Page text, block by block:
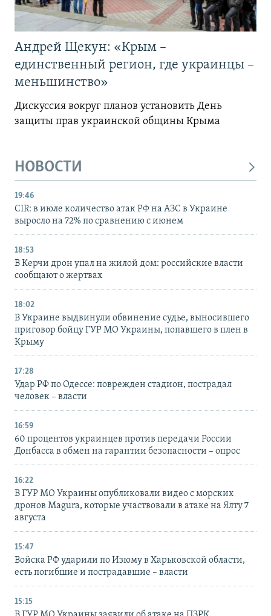
Андрей Щекун: «Крым –
единственный регион, где украинцы –
меньшинство»
Дискуссия вокруг планов установить День
защиты прав украинской общины Крыма
НОВОСТИ
19:46
CIR: в июле количество атак РФ на АЗС в Украине
выросло на 72% по сравнению с июнем
18:53
В Керчи дрон упал на жилой дом: российские власти
сообщают о жертвах
18:02
В Украине выдвинули обвинение судье, выносившего
приговор бойцу ГУР МО Украины, попавшего в плен в
Крыму
17:28
Удар РФ по Одессе: поврежден стадион, пострадал
человек – власти
16:59
60 процентов украинцев против передачи России
Донбасса в обмен на гарантии безопасности – опрос
16:22
В ГУР МО Украины опубликовали видео с морских
дронов Magura, которые участвовали в атаке на Ялту 7
августа
15:47
Войска РФ ударили по Изюму в Харьковской области,
есть погибшие и пострадавшие – власти
15:15